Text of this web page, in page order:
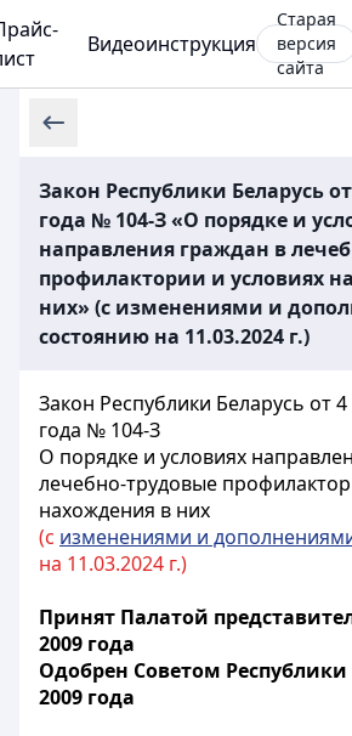
Видеоинструкция
Старая
версия
сайта
Закон Республики Беларусь
года № 104-З «О порядке и
направления граждан в
профилактории и условиях
них» (с изменениями и
состоянию на 11.03.2024 г.)
Закон Республики Беларусь от
года № 104-З
О порядке и условиях
лечебно-трудовые
нахождения в них
(с изменениями и
на 11.03.2024 г.)
Принят Палатой
2009 года
Одобрен Советом Республики
2009 года